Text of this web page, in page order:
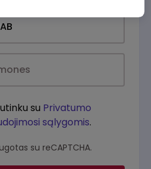
su Privatumo
sąlygomis.
su reCAPTCHA.